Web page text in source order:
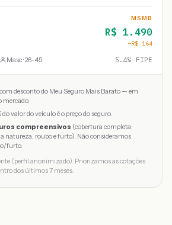
MSMB
R$ 1.490
−R$ 164
Masc · 26-45 5.4% FIPE
desconto do Meu Seguro Mais Barato — em
mercado.
valor do veículo é o preço do seguro.
compreensivos (cobertura completa:
natureza, roubo e furto). Não consideramos
furto.
(perfil anonimizado). Priorizamos as cotações
dos últimos 7 meses.